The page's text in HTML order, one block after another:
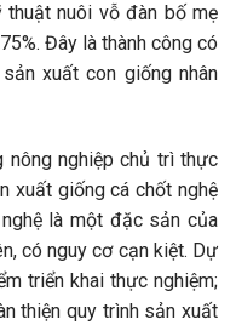
thuật nuôi vỗ đàn bố mẹ
Đây là thành công có
xuất con giống nhân
nông nghiệp chủ trì thực
xuất giống cá chốt nghệ
là một đặc sản của
có nguy cơ cạn kiệt. Dự
triển khai thực nghiệm;
thiện quy trình sản xuất